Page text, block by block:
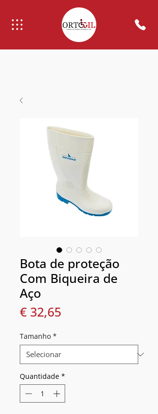
Bota de proteção
Com Biqueira de
Aço
€ 32,65
Tamanho *
Quantidade *